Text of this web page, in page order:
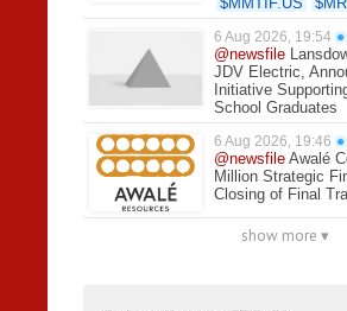
6 Aug 2026, 19:54 ●
@newsfile
JDV Electric,
Initiative
School Graduates
6 Aug 2026, 19:46 ●
@newsfile Awalé
Million Strategic
Closing of Final
show more ▾